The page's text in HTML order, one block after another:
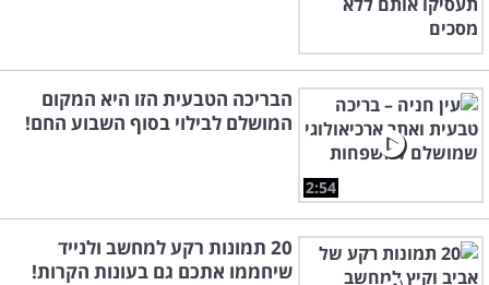
2:54
הבריכה הטבעית הזו היא המקום
המושלם לבילוי בסוף השבוע החם!
20 תמונות רקע למחשב ולנייד
שיחממו אתכם גם בעונות הקרות!